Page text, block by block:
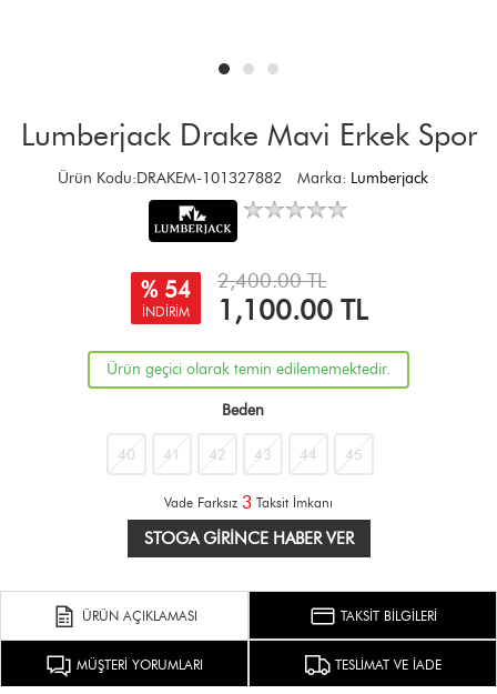
Lumberjack Drake Mavi Erkek Spor
Ürün Kodu:DRAKEM-101327882 Marka: Lumberjack
% 54
İNDİRİM
2,400.00 TL
1,100.00 TL
Ürün geçici olarak temin edilememektedir.
Beden
40 41 42 43 44 45
Vade Farksız 3 Taksit İmkanı
STOGA GIRINCE HABER VER
ÜRÜN AÇIKLAMASI TAKSİT BİLGİLERİ
MÜŞTERİ YORUMLARI TESLİMAT VE İADE